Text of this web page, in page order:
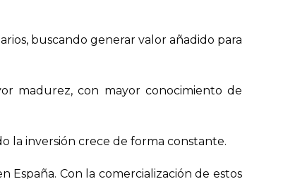
buscando generar valor añadido para
madurez, con mayor conocimiento de
la inversión crece de forma constante.
España. Con la comercialización de estos